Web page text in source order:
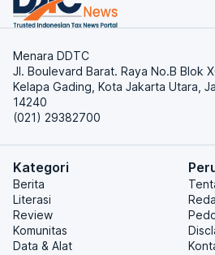
Menara DDTC
Jl. Boulevard Barat. Raya No.B Blok
Kelapa Gading, Kota Jakarta Utara,
14240
(021) 29382700
Kategori
Berita
Literasi
Review
Komunitas
Data & Alat